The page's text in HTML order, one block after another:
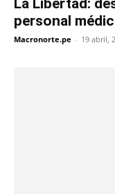
La Libertad:
personal
Macronorte.pe - 19 abril,